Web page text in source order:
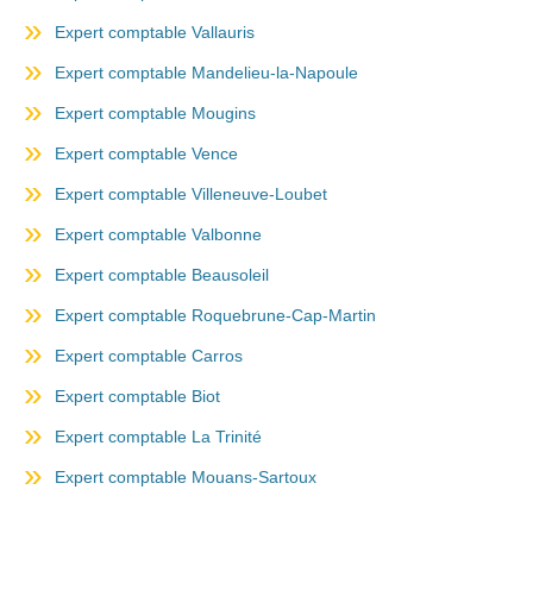
Expert comptable Vallauris
Expert comptable Mandelieu-la-Napoule
Expert comptable Mougins
Expert comptable Vence
Expert comptable Villeneuve-Loubet
Expert comptable Valbonne
Expert comptable Beausoleil
Expert comptable Roquebrune-Cap-Martin
Expert comptable Carros
Expert comptable Biot
Expert comptable La Trinité
Expert comptable Mouans-Sartoux